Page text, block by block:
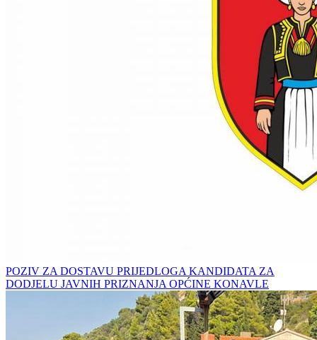
POZIV ZA DOSTAVU PRIJEDLOGA KANDIDATA ZA
DODJELU JAVNIH PRIZNANJA OPĆINE KONAVLE